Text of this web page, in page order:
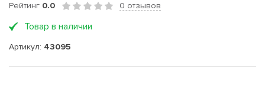
Рейтинг 0.0 0 отзывов
Товар в наличии
Артикул: 43095